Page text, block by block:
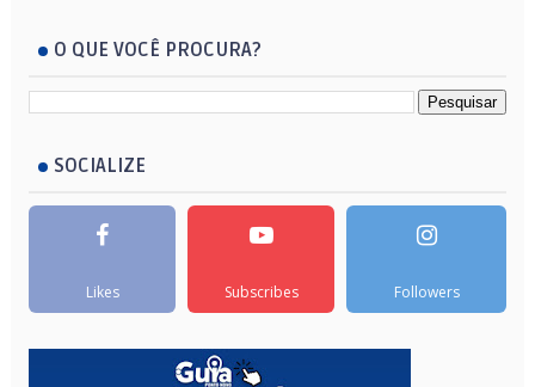
O QUE VOCÊ PROCURA?
SOCIALIZE
Likes Subscribes Followers